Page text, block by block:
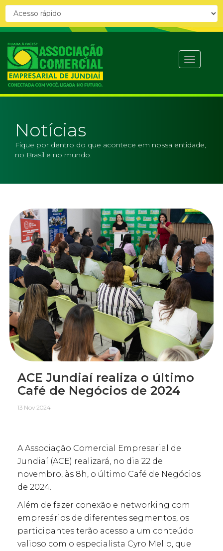
Abrir
menu
Notícias
Fique por dentro do que acontece em nossa entidade,
no Brasil e no mundo.
ACE Jundiaí realiza o último
Café de Negócios de 2024
13 Nov 2024
A Associação Comercial Empresarial de
Jundiaí (ACE) realizará, no dia 22 de
novembro, às 8h, o último Café de Negócios
de 2024.
Além de fazer conexão e networking com
empresários de diferentes segmentos, os
participantes terão acesso a um conteúdo
valioso com o especialista Cyro Mello, que